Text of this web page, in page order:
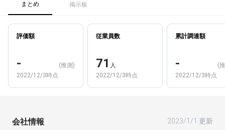
まとめ 掲示板
評価額
-
(推測)
2022/12/3時点
従業員数
71 人
2022/12/3時点
累計調達額
-
(
2022/12/3時点
会社情報 2023/1/1 更新